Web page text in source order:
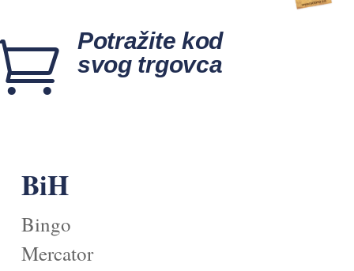
Potražite kod
svog trgovca
BiH
Bingo
Mercator